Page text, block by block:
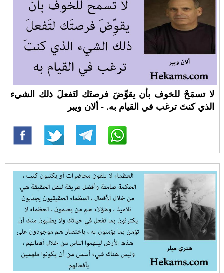
لا تسمَحْ للخوف بأن يقوِّضَ فرصتَك لتَفعلَ ذلك الشيء
الذي كنتَ ترغب في القيام به. - ألان ويبر